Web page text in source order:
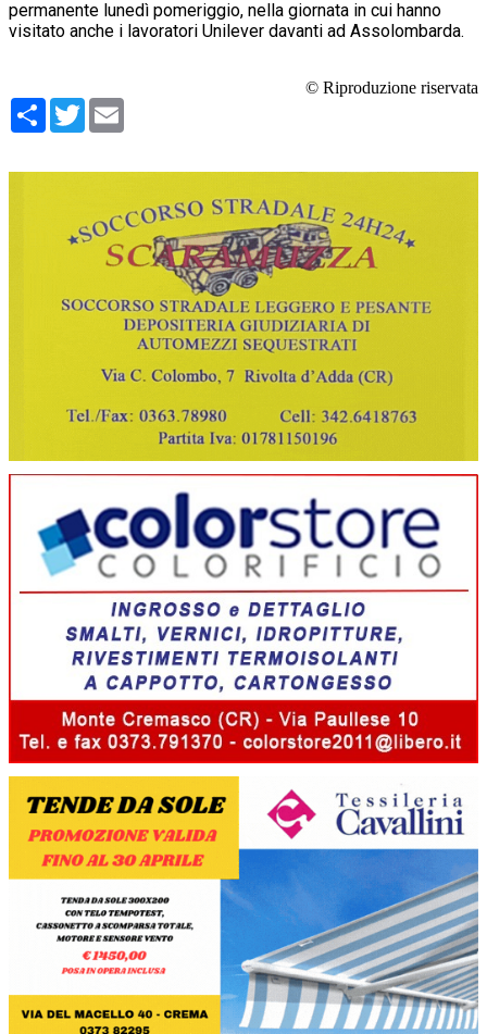
permanente lunedì pomeriggio, nella giornata in cui hanno
visitato anche i lavoratori Unilever davanti ad Assolombarda.
© Riproduzione riservata
Condividi
Twitter